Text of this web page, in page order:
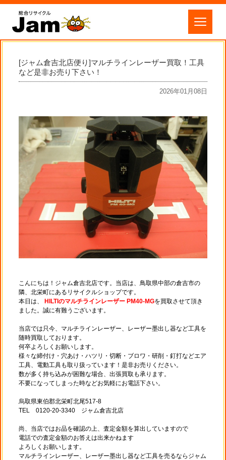
[ジャム倉吉北店便り]マルチラインレーザー買取！工具
など是非お売り下さい！
2026年01月08日
こんにちは！ジャム倉吉北店です。当店は、鳥取県中部の倉吉市の
隣、北栄町にあるリサイクルショップです。
本日は、 HILTIのマルチラインレーザー PM40-MGを買取させて頂き
ました。誠に有難うございます。
当店では只今、マルチラインレーザー、レーザー墨出し器など工具を
随時買取しております。
何卒よろしくお願いします。
様々な締付け・穴あけ・ハツリ・切断・ブロワ・研削・釘打などエア
工具、電動工具も取り扱っています！是非お売りください。
数が多く持ち込みが困難な場合、出張買取も承ります。
不要になってしまった時などお気軽にお電話下さい。
烏取県東伯郡北栄町北尾517-8
TEL 0120-20-3340 ジャム倉吉北店
尚、当店ではお品を確認の上、査定金額を算出していますので
電話での査定金額のお答えは出来かねます
よろしくお願いします。
マルチラインレーザー、レーザー墨出し器など工具を売るならジャム